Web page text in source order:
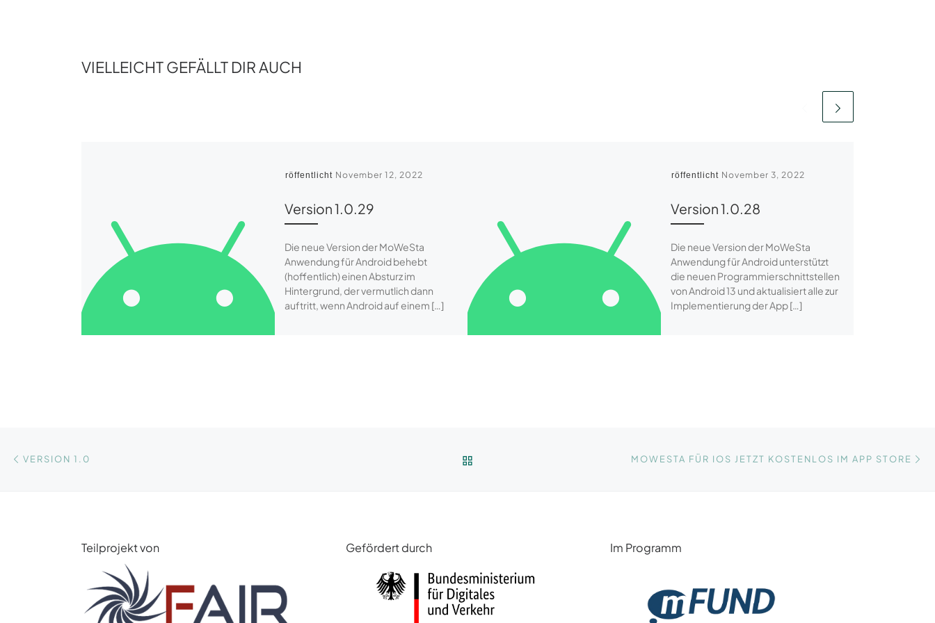
VIELLEICHT GEFÄLLT DIR AUCH
Veröffentlicht November 12, 2022
Version 1.0.29
Die neue Version der MoWeSta
Anwendung für Android behebt
(hoffentlich) einen Absturz im
Hintergrund, der vermutlich dann
auftritt, wenn Android auf einem […]
Veröffentlicht November 3, 2022
Version 1.0.28
Die neue Version der MoWeSta
Anwendung für Android unterstützt
die neuen Programmierschnittstellen
von Android 13 und aktualisiert alle zur
Implementierung der App […]
Beitragsnavigation
VERSION 1.0 ZURÜCK ZUR BEITRAGSLISTEMOWESTA FÜR IOS JETZT KOSTENLOS IM APP STORE
Teilprojekt von Gefördert durch Im Programm